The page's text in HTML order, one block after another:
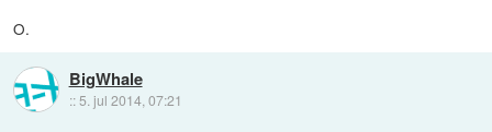
O.
BigWhale
:: 5. jul 2014, 07:21